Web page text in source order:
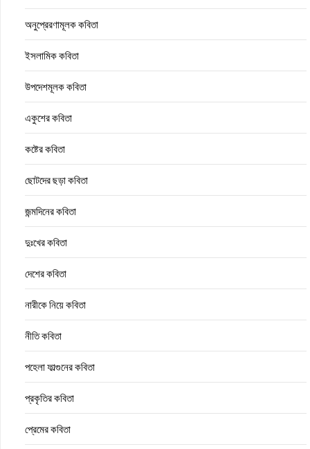
অনুপ্রেরণামূলক কবিতা
ইসলামিক কবিতা
উপদেশমূলক কবিতা
একুশের কবিতা
কষ্টের কবিতা
ছোটদের ছড়া কবিতা
জন্মদিনের কবিতা
দুঃখের কবিতা
দেশের কবিতা
নারীকে নিয়ে কবিতা
নীতি কবিতা
পহেলা ফাল্গুনের কবিতা
প্রকৃতির কবিতা
প্রেমের কবিতা